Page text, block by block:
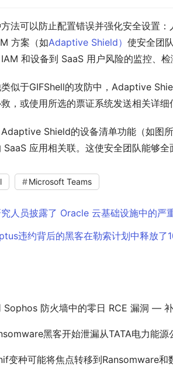
法可以防止配置错误并强化安全设置
方案（如Adaptive Shield） 使安全团
和设备到 SaaS 用户风险的监控、检
似于GIFShell的攻防中，Adaptive
，或使用所选的票证系统发送相关详细
Shield的设备清单功能（如图
SaaS 应用相关联。这使安全团队能够
Microsoft Teams
人员披露了 Oracle 云基础设施中的严
违约背后的黑客在勒索计划中释放了
Sophos 防火墙中的零日 RCE 漏洞 —
黑客开始泄漏从TATA电力能源
变种可能将焦点转移到Ransomware和